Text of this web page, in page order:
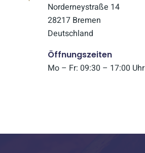
Norderneystraße 14
28217 Bremen
Deutschland
Öffnungszeiten
Mo – Fr: 09:30 – 17:00 Uhr